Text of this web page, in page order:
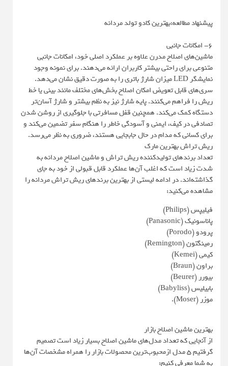
پیشنهاد مطالعه:بهترین کادو تولد مردانه
6- امکانات جانبی
ماشین‌های اصلاح مدرن علاوه بر عملکرد اصلی خود، امکانات جانبی
متنوعی برای راحتی بیشتر کاربران ارائه می‌دهند. برای نمونه وجود
نمایشگر LED میزان شارژ باتری را به صورت دقیق نشان می‌دهد.
سری‌های قابل تعویض امکان اصلاح بخش‌های مختلف مانند بینی یا خط
ریش را فراهم می‌کنند. پایه شارژ نیز به نظم بیشتر و شارژ آسان‌تر
دستگاه کمک می‌کند. همچنین قفل مسافرتی با جلوگیری از روشن شدن
تصادفی در کیف، ایمنی و آسودگی خاطر را هنگام سفر تضمین می‌کند و
برای کسانی که مدام در حال جابجایی هستند، ضروری به نظر می‌رسد.
ریش تراش بهترین مارک
تعداد برندهای تولیدکننده ریش تراش و ماشین اصلاح مردانه به
شدت زیاد است که اغلب آن‌ها عملکرد قابل قبولی از خود به جای
گذاشته‌اند. در ادامه لیستی از بهترین برندهای ریش تراش مردانه را
مشاهده می‌کنید:
فیلیپس (Philips)
پاناسونیک (Panasonic)
پرودو (Porodo)
رمینگتون (Remington)
کیمی (Kemei)
براون (Braun)
بیورر (Beurer)
بابیلیس (Babyliss)
موزر (Moser).
بهترین ماشین اصلاح بازار
از آنجایی که تعداد مدل‌های ماشین اصلاح بسیار زیاد است تصمیم
گرفتیم 5 مدل ازمحبوب‌ترین محصولات بازار را همراه مشخصات آن‌ها
به شما معرفی کنیم: